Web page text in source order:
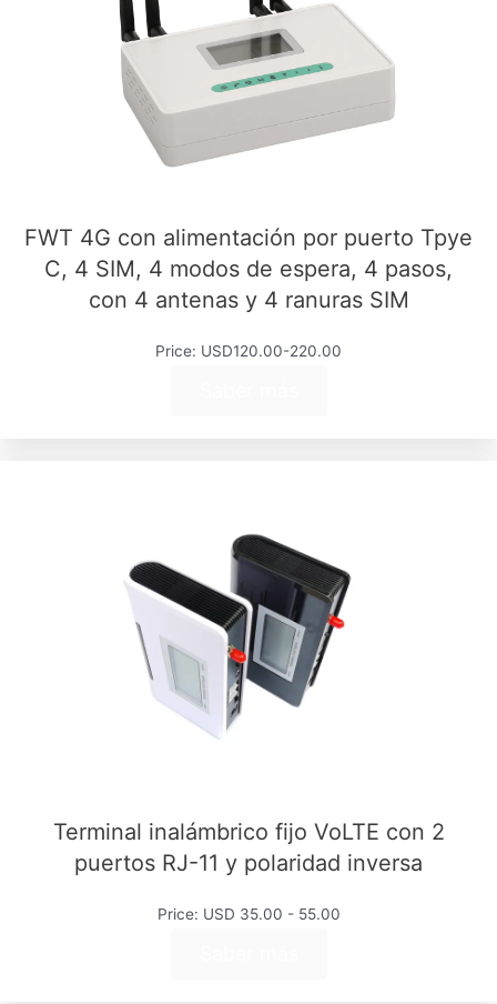
FWT 4G con alimentación por puerto Tpye
C, 4 SIM, 4 modos de espera, 4 pasos,
con 4 antenas y 4 ranuras SIM
Price: USD120.00-220.00
Terminal inalámbrico fijo VoLTE con 2
puertos RJ-11 y polaridad inversa
Price: USD 35.00 - 55.00